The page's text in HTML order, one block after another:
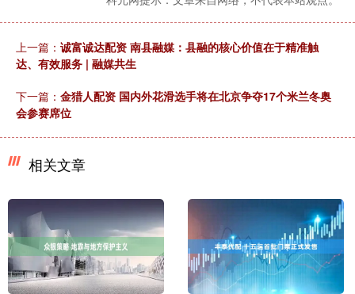
上一篇： 诚富诚达配资 南县融媒：县融的核心价值在于精准触
达、有效服务 | 融媒共生
下一篇： 金猎人配资 国内外花滑选手将在北京争夺17个米兰冬奥
会参赛席位
相关文章